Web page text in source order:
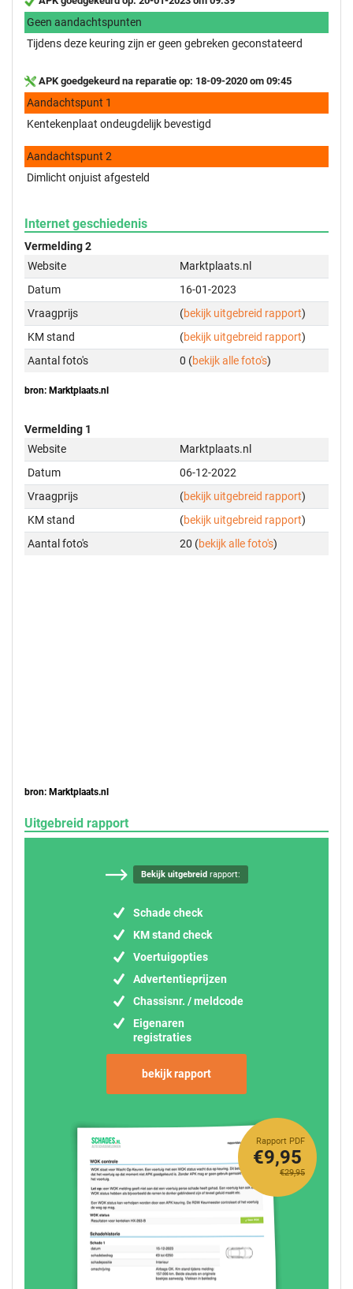
Geen aandachtspunten
Tijdens deze keuring zijn er geen gebreken geconstateerd
APK goedgekeurd na reparatie op: 18-09-2020 om 09:45
Aandachtspunt 1
Kentekenplaat ondeugdelijk bevestigd
Aandachtspunt 2
Dimlicht onjuist afgesteld
Internet geschiedenis
Vermelding 2
Website
Marktplaats.nl
Datum
16-01-2023
Vraagprijs
(bekijk uitgebreid rapport)
KM stand
(bekijk uitgebreid rapport)
Aantal foto's
0 (bekijk alle foto's)
bron: Marktplaats.nl
Vermelding 1
Website
Marktplaats.nl
Datum
06-12-2022
Vraagprijs
(bekijk uitgebreid rapport)
KM stand
(bekijk uitgebreid rapport)
Aantal foto's
20 (bekijk alle foto's)
bron: Marktplaats.nl
Uitgebreid rapport
Bekijk uitgebreidrapport:
Schade check
KM stand check
Voertuigopties
Advertentieprijzen
Chassisnr. / meldcode
Eigenaren
registraties
bekijk rapport
Rapport PDF
€29,95
€9,95